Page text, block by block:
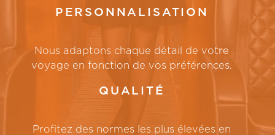
PERSONNALISATION
Nous adaptons chaque détail de votre
voyage en fonction de vos préférences.
QUALITÉ
Profitez des normes les plus élevées en